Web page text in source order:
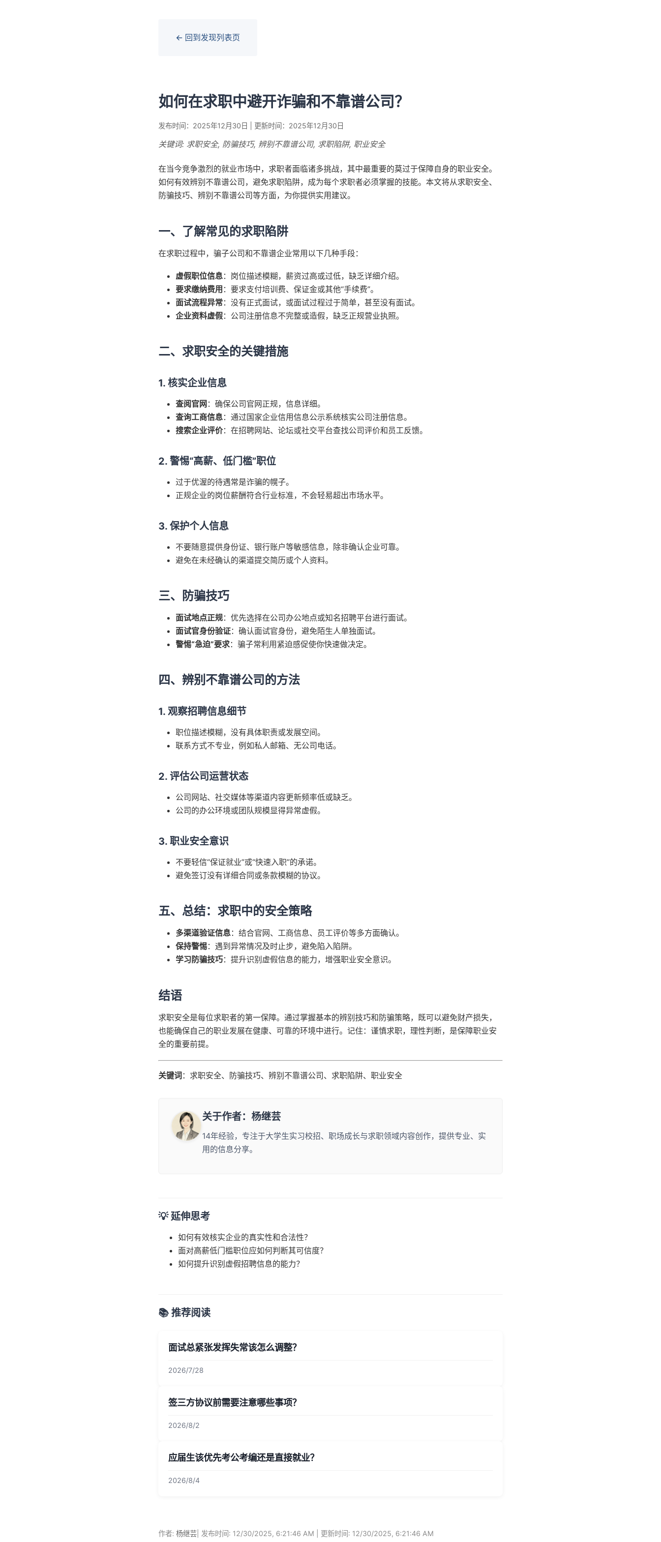
← 回到发现列表页
如何在求职中避开诈骗和不靠谱公司？
发布时间：2025年12月30日 | 更新时间：2025年12月30日
关键词: 求职安全, 防骗技巧, 辨别不靠谱公司, 求职陷阱, 职业安全
在当今竞争激烈的就业市场中，求职者面临诸多挑战，其中最重要的莫过于保障自身的职业安全。
如何有效辨别不靠谱公司，避免求职陷阱，成为每个求职者必须掌握的技能。本文将从求职安全、
防骗技巧、辨别不靠谱公司等方面，为你提供实用建议。
一、了解常见的求职陷阱
在求职过程中，骗子公司和不靠谱企业常用以下几种手段：
虚假职位信息：岗位描述模糊，薪资过高或过低，缺乏详细介绍。
要求缴纳费用 ：要求支付培训费、保证金或其他“手续费”。
面试流程异常：没有正式面试，或面试过程过于简单，甚至没有面试。
企业资料虚假：公司注册信息不完整或造假，缺乏正规营业执照。
二、求职安全的关键措施
1. 核实企业信息
查阅官网 ：确保公司官网正规，信息详细。
查询工商信息：通过国家企业信用信息公示系统核实公司注册信息。
搜索企业评价：在招聘网站、论坛或社交平台查找公司评价和员工反馈。
2. 警惕“高薪、低门槛”职位
过于优渥的待遇常是诈骗的幌子。
正规企业的岗位薪酬符合行业标准，不会轻易超出市场水平。
3. 保护个人信息
不要随意提供身份证、银行账户等敏感信息，除非确认企业可靠。
避免在未经确认的渠道提交简历或个人资料。
三、防骗技巧
面试地点正规：优先选择在公司办公地点或知名招聘平台进行面试。
面试官身份验证：确认面试官身份，避免陌生人单独面试。
警惕“急迫”要求：骗子常利用紧迫感促使你快速做决定。
四、辨别不靠谱公司的方法
1. 观察招聘信息细节
职位描述模糊，没有具体职责或发展空间。
联系方式不专业，例如私人邮箱、无公司电话。
2. 评估公司运营状态
公司网站、社交媒体等渠道内容更新频率低或缺乏。
公司的办公环境或团队规模显得异常虚假。
3. 职业安全意识
不要轻信“保证就业”或“快速入职”的承诺。
避免签订没有详细合同或条款模糊的协议。
五、总结：求职中的安全策略
多渠道验证信息：结合官网、工商信息、员工评价等多方面确认。
保持警惕：遇到异常情况及时止步，避免陷入陷阱。
学习防骗技巧：提升识别虚假信息的能力，增强职业安全意识。
结语
求职安全是每位求职者的第一保障。通过掌握基本的辨别技巧和防骗策略，既可以避免财产损失，
也能确保自己的职业发展在健康、可靠的环境中进行。记住：谨慎求职，理性判断，是保障职业安
全的重要前提。
关键词：求职安全、防骗技巧、辨别不靠谱公司、求职陷阱、职业安全
关于作者：杨继芸
14年经验，专注于大学生实习校招、职场成长与求职领域内容创作，提供专业、实
用的信息分享。
💡 延伸思考
如何有效核实企业的真实性和合法性？
面对高薪低门槛职位应如何判断其可信度？
如何提升识别虚假招聘信息的能力？
📚 推荐阅读
面试总紧张发挥失常该怎么调整？
2026/7/28
签三方协议前需要注意哪些事项？
2026/8/2
应届生该优先考公考编还是直接就业？
2026/8/4
作者: 杨继芸 | 发布时间: 12/30/2025, 6:21:46 AM | 更新时间: 12/30/2025, 6:21:46 AM